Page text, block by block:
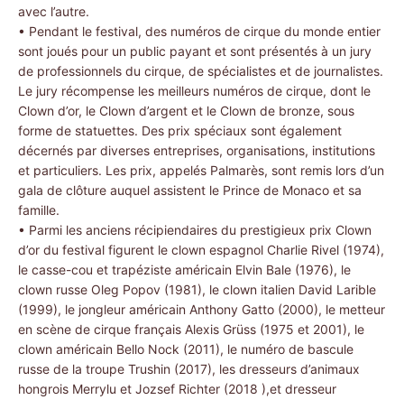
avec l’autre.
• Pendant le festival, des numéros de cirque du monde entier
sont joués pour un public payant et sont présentés à un jury
de professionnels du cirque, de spécialistes et de journalistes.
Le jury récompense les meilleurs numéros de cirque, dont le
Clown d’or, le Clown d’argent et le Clown de bronze, sous
forme de statuettes. Des prix spéciaux sont également
décernés par diverses entreprises, organisations, institutions
et particuliers. Les prix, appelés Palmarès, sont remis lors d’un
gala de clôture auquel assistent le Prince de Monaco et sa
famille.
• Parmi les anciens récipiendaires du prestigieux prix Clown
d’or du festival figurent le clown espagnol Charlie Rivel (1974),
le casse-cou et trapéziste américain Elvin Bale (1976), le
clown russe Oleg Popov (1981), le clown italien David Larible
(1999), le jongleur américain Anthony Gatto (2000), le metteur
en scène de cirque français Alexis Grüss (1975 et 2001), le
clown américain Bello Nock (2011), le numéro de bascule
russe de la troupe Trushin (2017), les dresseurs d’animaux
hongrois Merrylu et Jozsef Richter (2018 ),et dresseur